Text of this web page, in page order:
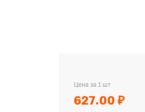
Цена за 1 шт
627.00 ₽